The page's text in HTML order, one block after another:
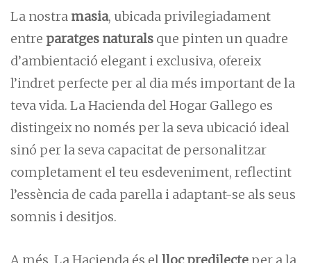
La nostra masia, ubicada privilegiadament
entre paratges naturals que pinten un quadre
d’ambientació elegant i exclusiva, ofereix
l’indret perfecte per al dia més important de la
teva vida. La Hacienda del Hogar Gallego es
distingeix no només per la seva ubicació ideal
sinó per la seva capacitat de personalitzar
completament el teu esdeveniment, reflectint
l’essència de cada parella i adaptant-se als seus
somnis i desitjos.